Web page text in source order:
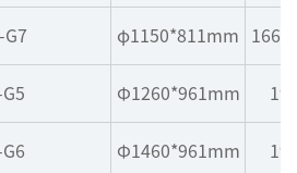
G7 φ1150*811mm
Φ1260*961mm
Φ1460*961mm